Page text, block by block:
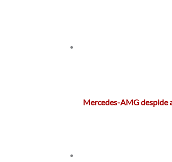
Mercedes-AMG